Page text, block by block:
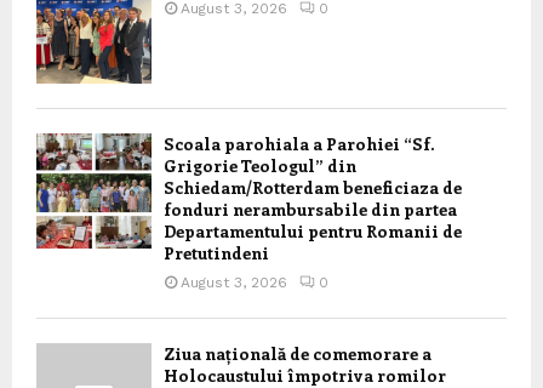
August 3, 2026 0
Scoala parohiala a Parohiei “Sf.
Grigorie Teologul” din
Schiedam/Rotterdam beneficiaza de
fonduri nerambursabile din partea
Departamentului pentru Romanii de
Pretutindeni
August 3, 2026 0
Ziua națională de comemorare a
Holocaustului împotriva romilor